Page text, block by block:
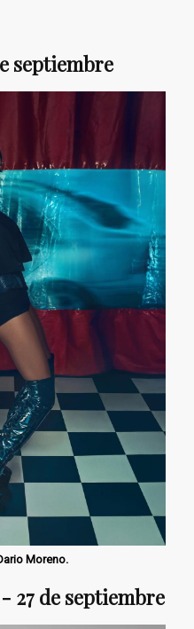
septiembre
Moreno.
27 de septiembre